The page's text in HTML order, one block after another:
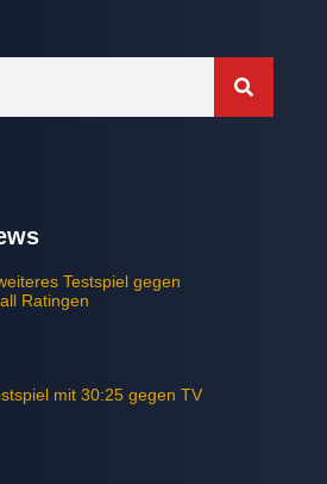
Testspiel gegen
Ratingen
mit 30:25 gegen TV